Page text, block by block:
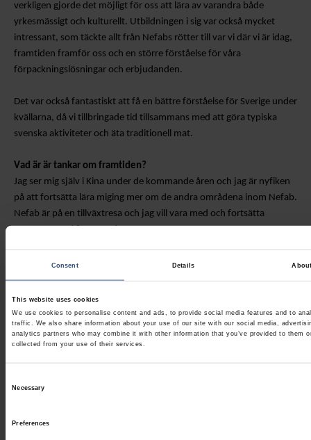
Consent Details About
This website uses cookies
We use cookies to personalise content and ads, to provide social media features and to
traffic. We also share information about your use of our site with our social media,
analytics partners who may combine it with other information that you’ve provided to them
collected from your use of their services.
Necessary
Preferences
verkligen gjorde det möjligt för oss att lära av varandra både
yrkesmässigt och kulturellt. Utbildningen i sig var också mycket
intressant, som täckte allt från Nefabs rötter till var vi där vi är idag,
framtiden framför oss och en större förståelse för våra
förpackningslösningar och erbjudanden.
Det var också fantastiskt att få en bättre förståelse för Sverige under
kvällarna, då vi tillbringade tid tillsammans med att göra typiska
svenska aktiviteter och äta traditionell mat.
Vad är är tankar om framtiden?
Jag ser mig själv i Kina under de kommande åren och jag är nyfiken
på att fortsätta lära miging mer om de andra områdena inom Nefab.
Nefab är på en tillväxtresa och jag vill vara med och fortsätta